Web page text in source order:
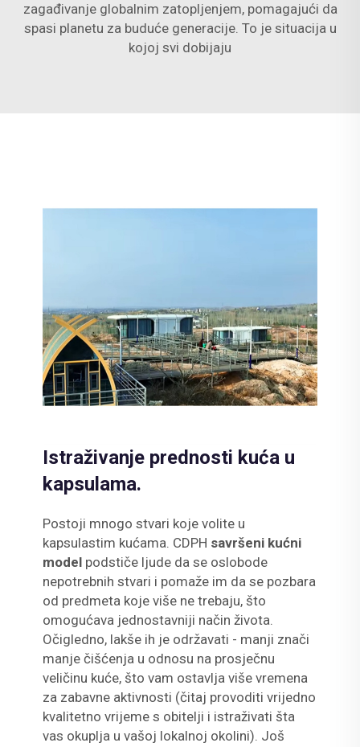
zagađivanje globalnim zatopljenjem, pomagajući da
spasi planetu za buduće generacije. To je situacija u
kojoj svi dobijaju
Istraživanje prednosti kuća u
kapsulama.
Postoji mnogo stvari koje volite u
kapsulastim kućama. CDPH savršeni kućni
model podstiče ljude da se oslobode
nepotrebnih stvari i pomaže im da se pozbara
od predmeta koje više ne trebaju, što
omogućava jednostavniji način života.
Očigledno, lakše ih je održavati - manji znači
manje čišćenja u odnosu na prosječnu
veličinu kuće, što vam ostavlja više vremena
za zabavne aktivnosti (čitaj provoditi vrijedno
kvalitetno vrijeme s obitelji i istraživati šta
vas okuplja u vašoj lokalnoj okolini). Još